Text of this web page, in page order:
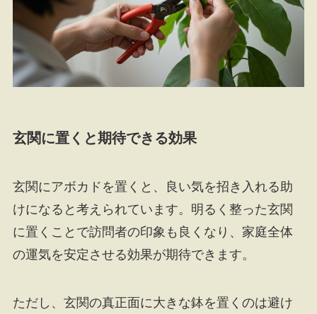
玄関に置くと期待できる効果
玄関にアボカドを置くと、良い気を招き入れる助
けになると考えられています。明るく整った玄関
に置くことで訪問者の印象も良くなり、家庭全体
の運気を安定させる効果が期待できます。
ただし、玄関の真正面に大きな鉢を置くのは避け